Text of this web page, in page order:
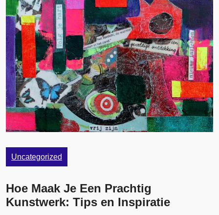
Uncategorized
Hoe Maak Je Een Prachtig
Kunstwerk: Tips en Inspiratie